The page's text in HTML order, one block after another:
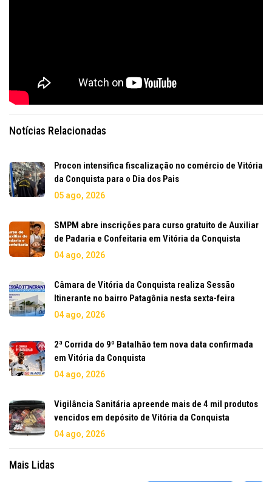
Notícias Relacionadas
Procon intensifica fiscalização no comércio de Vitória
da Conquista para o Dia dos Pais
05 ago, 2026
SMPM abre inscrições para curso gratuito de Auxiliar
de Padaria e Confeitaria em Vitória da Conquista
04 ago, 2026
Câmara de Vitória da Conquista realiza Sessão
Itinerante no bairro Patagônia nesta sexta-feira
04 ago, 2026
2ª Corrida do 9º Batalhão tem nova data confirmada
em Vitória da Conquista
04 ago, 2026
Vigilância Sanitária apreende mais de 4 mil produtos
vencidos em depósito de Vitória da Conquista
04 ago, 2026
Mais Lidas